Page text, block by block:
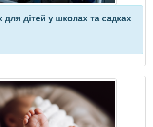
дітей у школах та садках